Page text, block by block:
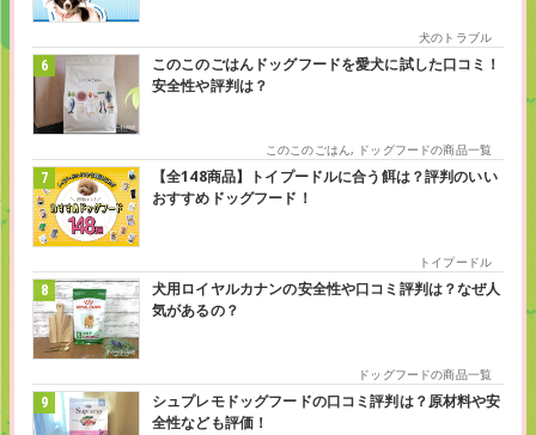
犬のトラブル
このこのごはんドッグフードを愛犬に試した口コミ！
安全性や評判は？
このこのごはん, ドッグフードの商品一覧
【全148商品】トイプードルに合う餌は？評判のいい
おすすめドッグフード！
トイプードル
犬用ロイヤルカナンの安全性や口コミ評判は？なぜ人
気があるの？
ドッグフードの商品一覧
シュプレモドッグフードの口コミ評判は？原材料や安
全性なども評価！